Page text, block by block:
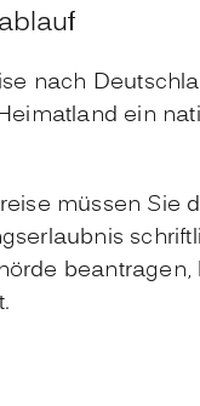
nach
ein
müssen Sie
beantragen,